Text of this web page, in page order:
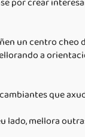
un centro cheo
a
que
lado, mellora